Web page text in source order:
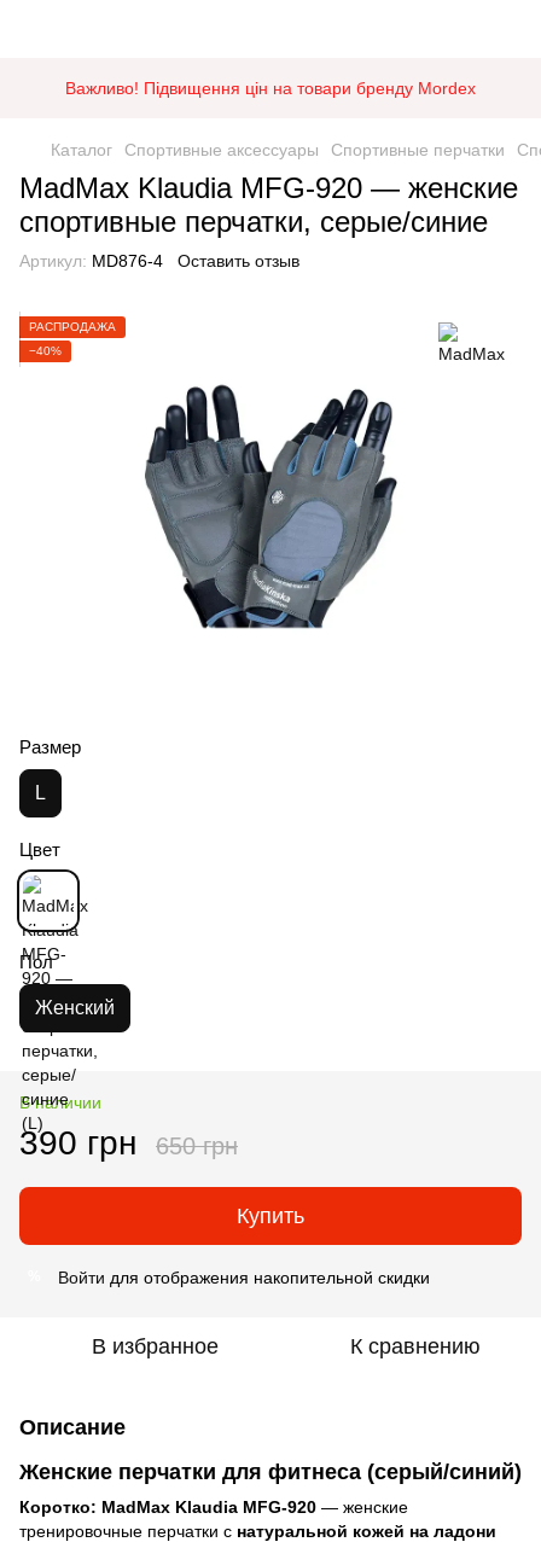
Важливо! Підвищення цін на товари бренду Mordex
Каталог Спортивные аксессуары Спортивные перчатки
MadMax Klaudia MFG-920 — женские
спортивные перчатки, серые/синие
Артикул: MD876-4 Оставить отзыв
РАСПРОДАЖА
−40%
Размер
L
Цвет
Пол
Женский
В наличии
390 грн 650 грн
Купить
Войти для отображения накопительной скидки
В избранное К сравнению
Описание
Женские перчатки для фитнеса (серый/синий)
Коротко: MadMax Klaudia MFG-920 — женские
тренировочные перчатки с натуральной кожей на ладони